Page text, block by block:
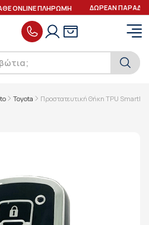
ONLINE ΠΛΗΡΩΜΗ ΔΩΡΕΑΝ
Toyota Προστατευτική Θήκη TPU